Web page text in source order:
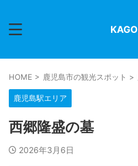
HOME > 鹿児島市の観光スポット >
鹿児島駅エリア
西郷隆盛の墓
2026年3月6日